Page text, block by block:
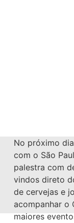
No próximo
com o São
palestra com
vindos direto
de cervejas e
acompanhar o
maiores